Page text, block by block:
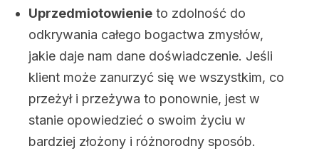
Uprzedmiotowienie to zdolność do
odkrywania całego bogactwa zmysłów,
jakie daje nam dane doświadczenie. Jeśli
klient może zanurzyć się we wszystkim, co
przeżył i przeżywa to ponownie, jest w
stanie opowiedzieć o swoim życiu w
bardziej złożony i różnorodny sposób.